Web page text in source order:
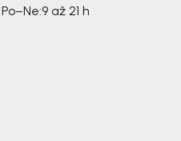
Po–Ne:9 až 21 h